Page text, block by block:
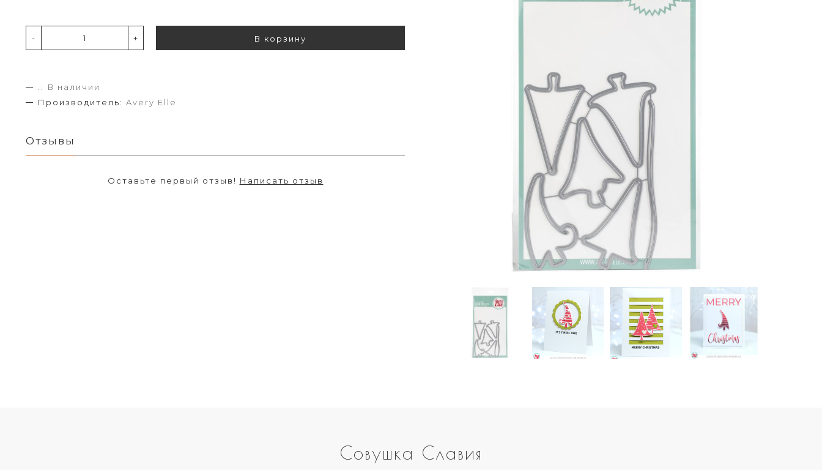
- + В корзину
.:
В наличии
Производитель: Avery Elle
Отзывы
Оставьте первый отзыв! Написать отзыв
Совушка Славия